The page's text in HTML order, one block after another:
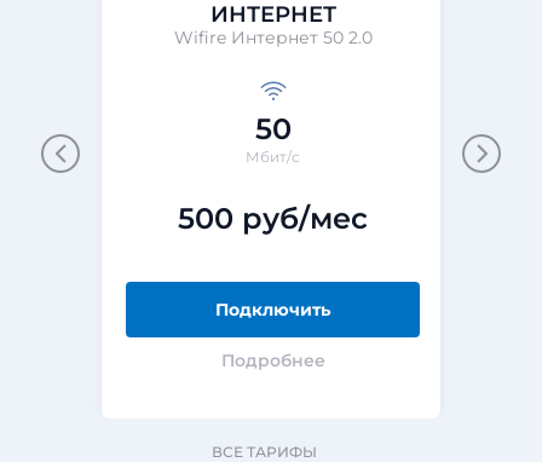
ИНТЕРНЕТ
Wifire Интернет 50 2.0
50
Мбит/с
500 руб/мес
Подключить
Подробнее
ВСЕ ТАРИФЫ